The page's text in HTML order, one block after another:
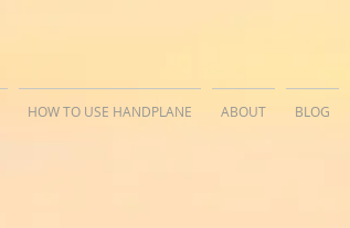
HOW TO USE HANDPLANE ABOUT BLOG